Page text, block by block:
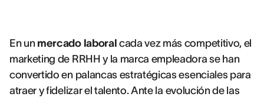
En un mercado laboral cada vez más competitivo, el
marketing de RRHH y la marca empleadora se han
convertido en palancas estratégicas esenciales para
atraer y fidelizar el talento. Ante la evolución de las